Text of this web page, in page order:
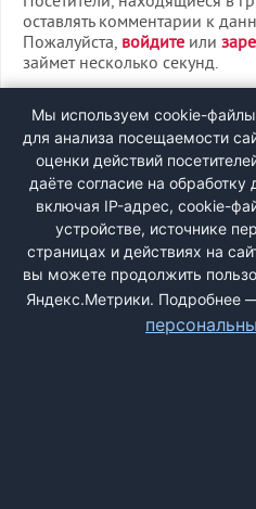
оставлять комментарии к
Пожалуйста, войдите или
займет несколько секунд.
ВХОД
РЕГИСТРАЦИЯ
Быстрая регистрациячерез
Мы используем cookie-
для анализа посещаемости
оценки действий
даёте согласие на
включая IP-адрес, cookie-
устройстве, источнике
страницах и действиях на
вы можете продолжить
Яндекс.Метрики. Подробнее